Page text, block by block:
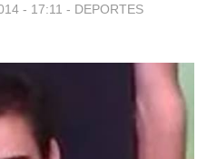
- 17:11 - DEPORTES